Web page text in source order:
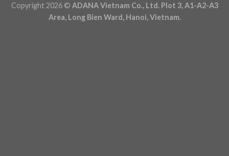
Copyright 2026 © ADANA Vietnam Co., Ltd. Plot 3, A1-A2-A3
Area, Long Bien Ward, Hanoi, Vietnam.